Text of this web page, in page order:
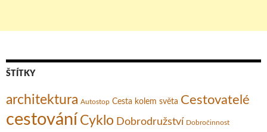
ŠTÍTKY
architektura Autostop Cesta kolem světa Cestovatelé
cestování Cyklo Dobrodružství Dobročinnost